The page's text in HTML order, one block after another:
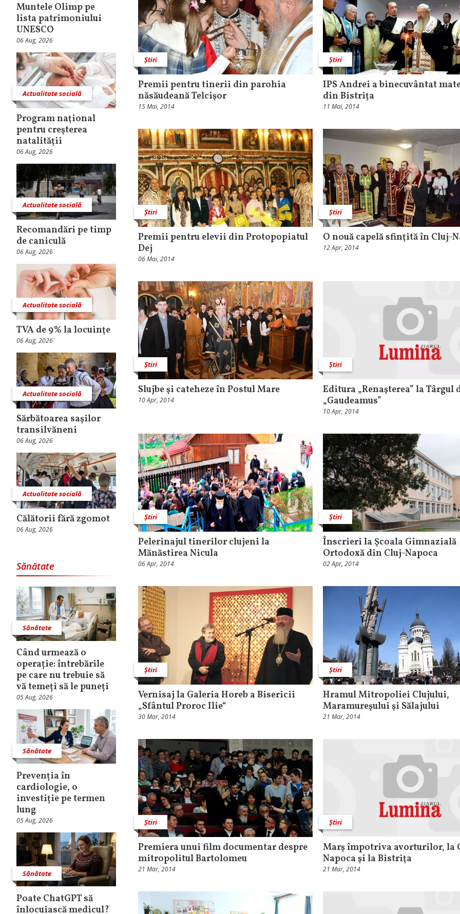
Muntele Olimp pe
lista patrimoniului
UNESCO
06 Aug, 2026
Actualitate socială
Program naţional
pentru creşterea
natalităţii
06 Aug, 2026
Actualitate socială
Recomandări pe timp
de caniculă
06 Aug, 2026
Actualitate socială
TVA de 9% la locuinţe
06 Aug, 2026
Actualitate socială
Sărbătoarea saşilor
transilvăneni
06 Aug, 2026
Actualitate socială
Călătorii fără zgomot
06 Aug, 2026
Sănătate
Sănătate
Când urmează o
operație: întrebările
pe care nu trebuie să
vă temeți să le puneți
05 Aug, 2026
Sănătate
Prevenția în
cardiologie, o
investiție pe termen
lung
05 Aug, 2026
Sănătate
Poate ChatGPT să
înlocuiască medicul?
Știri
Premii pentru tinerii din parohia
năsăudeană Telcişor
15 Mai, 2014
Știri
IPS Andrei a binecuvântat
din Bistriţa
11 Mai, 2014
Știri
Premii pentru elevii din Protopopiatul
Dej
06 Mai, 2014
Știri
O nouă capelă sfinţită în Cluj-
12 Apr, 2014
Știri
Slujbe şi cateheze în Postul Mare
10 Apr, 2014
Știri
Editura „Renaşterea” la Târgul
„Gaudeamus”
10 Apr, 2014
Știri
Pelerinajul tinerilor clujeni la
Mănăstirea Nicula
06 Apr, 2014
Știri
Înscrieri la Şcoala Gimnazială
Ortodoxă din Cluj-Napoca
02 Apr, 2014
Știri
Vernisaj la Galeria Horeb a Bisericii
„Sfântul Proroc Ilie“
30 Mar, 2014
Știri
Hramul Mitropoliei Clujului,
Maramureşului şi Sălajului
21 Mar, 2014
Știri
Premiera unui film documentar despre
mitropolitul Bartolomeu
21 Mar, 2014
Știri
Marş împotriva avorturilor, la
Napoca şi la Bistriţa
21 Mar, 2014